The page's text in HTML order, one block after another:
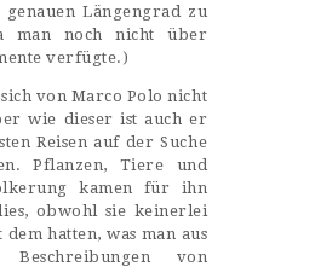
Längengrad zu
man noch nicht über
verfügte.)
von Marco Polo nicht
wie dieser ist auch er
Reisen auf der Suche
Pflanzen, Tiere und
kamen für ihn
obwohl sie keinerlei
hatten, was man aus
von